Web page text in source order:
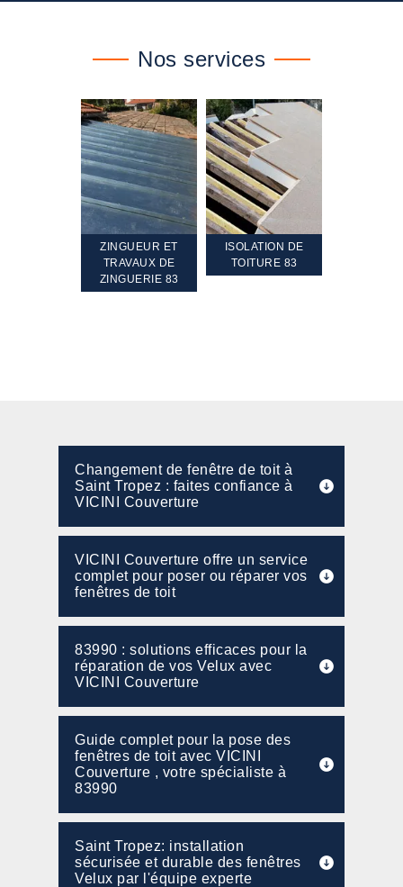
Nos services
ZINGUEUR ET
TRAVAUX DE
ZINGUERIE 83
ISOLATION DE
TOITURE 83
Changement de fenêtre de toit à
Saint Tropez : faites confiance à
VICINI Couverture
VICINI Couverture offre un service
complet pour poser ou réparer vos
fenêtres de toit
83990 : solutions efficaces pour la
réparation de vos Velux avec
VICINI Couverture
Guide complet pour la pose des
fenêtres de toit avec VICINI
Couverture , votre spécialiste à
83990
Saint Tropez: installation
sécurisée et durable des fenêtres
Velux par l'équipe experte